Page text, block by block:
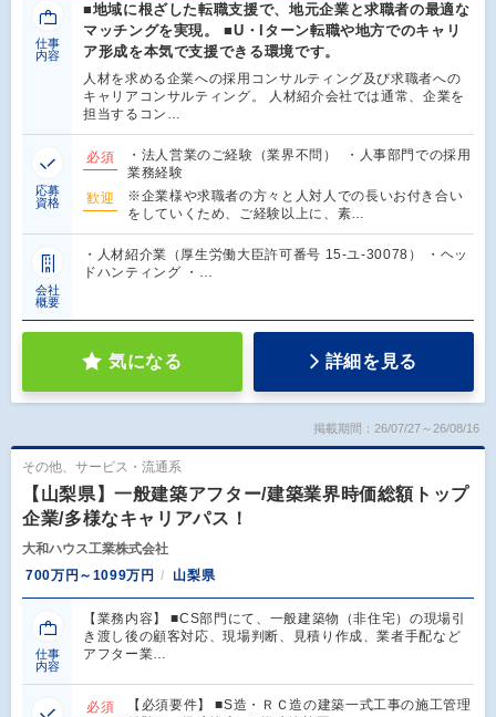
仕事
内容
■地域に根ざした転職支援で、地元企業と求職者の最適な
マッチングを実現。 ■U・Iターン転職や地方でのキャリ
ア形成を本気で支援できる環境です。
人材を求める企業への採用コンサルティング及び求職者への
キャリアコンサルティング。 人材紹介会社では通常、企業を
担当するコン…
応募
資格
必須
・法人営業のご経験（業界不問） ・人事部門での採用
業務経験
歓迎
※企業様や求職者の方々と人対人での長いお付き合い
をしていくため、ご経験以上に、素…
会社
概要
・人材紹介業（厚生労働大臣許可番号 15-ユ-30078） ・ヘッ
ドハンティング ・…
気になる 詳細を見る
掲載期間：26/07/27～26/08/16
その他、サービス・流通系
【山梨県】一般建築アフター/建築業界時価総額トップ
企業/多様なキャリアパス！
大和ハウス工業株式会社
700万円～1099万円
山梨県
仕事
内容
【業務内容】 ■CS部門にて、一般建築物（非住宅）の現場引
き渡し後の顧客対応、現場判断、見積り作成、業者手配など
アフター業…
必須
【必須要件】 ■S造・ＲＣ造の建築一式工事の施工管理